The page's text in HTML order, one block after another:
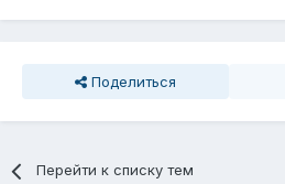
Поделиться
Перейти к списку тем